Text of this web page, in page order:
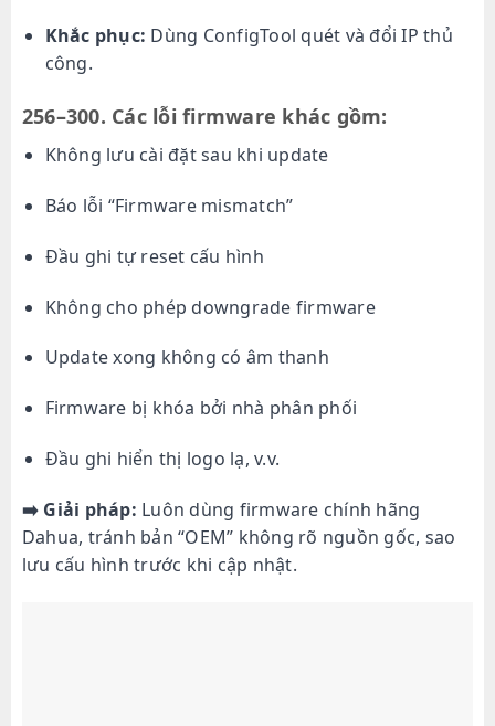
Khắc phục: Dùng ConfigTool quét và đổi IP thủ
công.
256–300. Các lỗi firmware khác gồm:
Không lưu cài đặt sau khi update
Báo lỗi “Firmware mismatch”
Đầu ghi tự reset cấu hình
Không cho phép downgrade firmware
Update xong không có âm thanh
Firmware bị khóa bởi nhà phân phối
Đầu ghi hiển thị logo lạ, v.v.
➡️ Giải pháp: Luôn dùng firmware chính hãng
Dahua, tránh bản “OEM” không rõ nguồn gốc, sao
lưu cấu hình trước khi cập nhật.